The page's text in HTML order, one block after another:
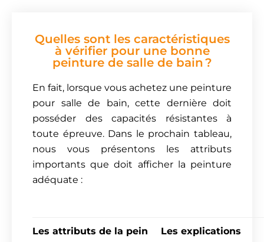
Quelles sont les caractéristiques
à vérifier pour une bonne
peinture de salle de bain ?
En fait, lorsque vous achetez une peinture
pour salle de bain, cette dernière doit
posséder des capacités résistantes à
toute épreuve. Dans le prochain tableau,
nous vous présentons les attributs
importants que doit afficher la peinture
adéquate :
Les attributs de la pein
Les explications